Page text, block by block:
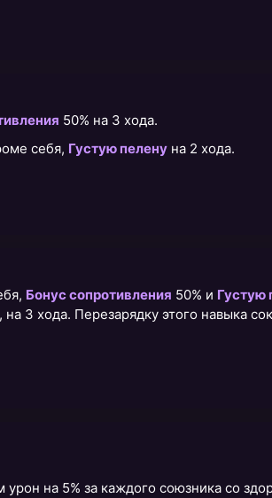
50% на 3 хода.
себя, Густую пелену на 2 хода.
Бонус сопротивления 50% и Густую
3 хода. Перезарядку этого навыка
на 5% за каждого союзника со